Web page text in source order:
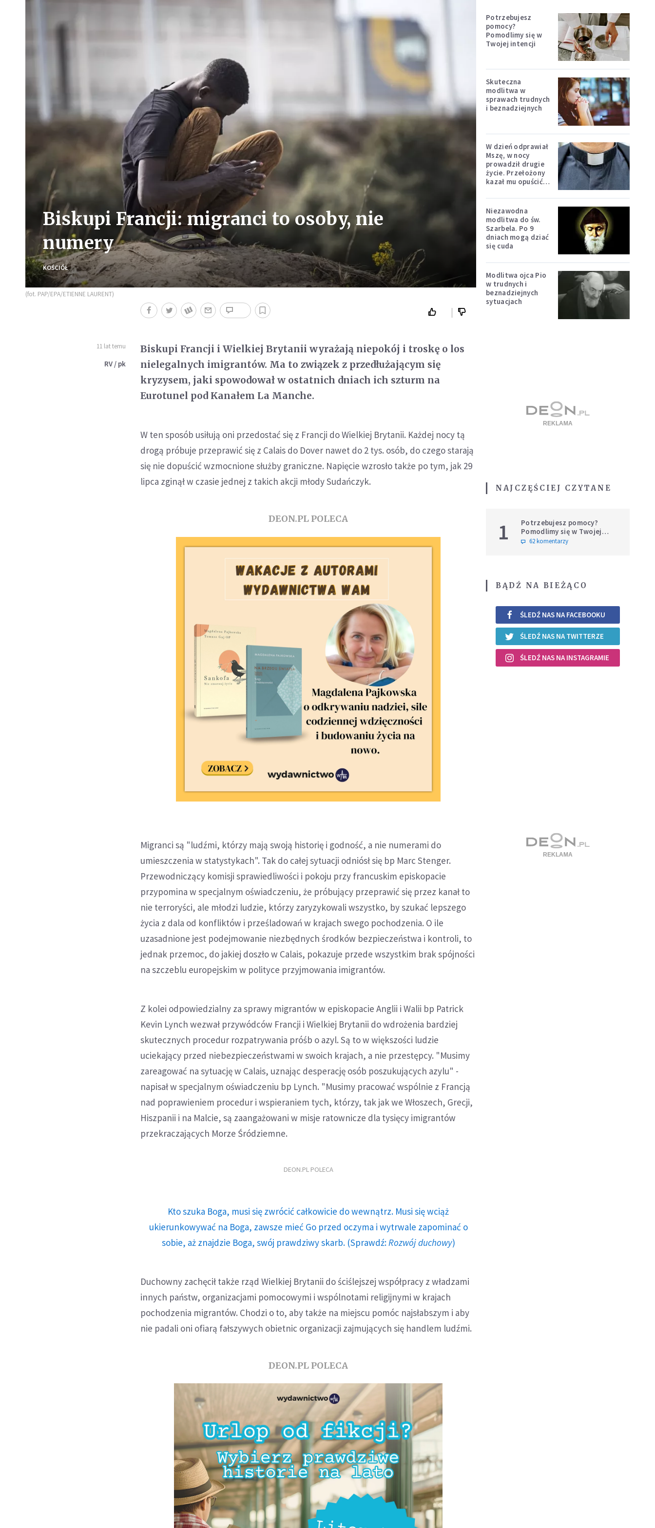
Biskupi Francji: migranci to osoby, nie
numery
KOŚCIÓŁ
(fot. PAP/EPA/ETIENNE LAURENT)
11 lat temu
RV / pk
Biskupi Francji i Wielkiej Brytanii wyrażają niepokój i troskę o los
nielegalnych imigrantów. Ma to związek z przedłużającym się
kryzysem, jaki spowodował w ostatnich dniach ich szturm na
Eurotunel pod Kanałem La Manche.
W ten sposób usiłują oni przedostać się z Francji do Wielkiej Brytanii. Każdej nocy tą
drogą próbuje przeprawić się z Calais do Dover nawet do 2 tys. osób, do czego starają
się nie dopuścić wzmocnione służby graniczne. Napięcie wzrosło także po tym, jak 29
lipca zginął w czasie jednej z takich akcji młody Sudańczyk.
DEON.PL POLECA
Migranci są "ludźmi, którzy mają swoją historię i godność, a nie numerami do
umieszczenia w statystykach". Tak do całej sytuacji odniósł się bp Marc Stenger.
Przewodniczący komisji sprawiedliwości i pokoju przy francuskim episkopacie
przypomina w specjalnym oświadczeniu, że próbujący przeprawić się przez kanał to
nie terroryści, ale młodzi ludzie, którzy zaryzykowali wszystko, by szukać lepszego
życia z dala od konfliktów i prześladowań w krajach swego pochodzenia. O ile
uzasadnione jest podejmowanie niezbędnych środków bezpieczeństwa i kontroli, to
jednak przemoc, do jakiej doszło w Calais, pokazuje przede wszystkim brak spójności
na szczeblu europejskim w polityce przyjmowania imigrantów.
Z kolei odpowiedzialny za sprawy migrantów w episkopacie Anglii i Walii bp Patrick
Kevin Lynch wezwał przywódców Francji i Wielkiej Brytanii do wdrożenia bardziej
skutecznych procedur rozpatrywania próśb o azyl. Są to w większości ludzie
uciekający przed niebezpieczeństwami w swoich krajach, a nie przestępcy. "Musimy
zareagować na sytuację w Calais, uznając desperację osób poszukujących azylu" -
napisał w specjalnym oświadczeniu bp Lynch. "Musimy pracować wspólnie z Francją
nad poprawieniem procedur i wspieraniem tych, którzy, tak jak we Włoszech, Grecji,
Hiszpanii i na Malcie, są zaangażowani w misje ratownicze dla tysięcy imigrantów
przekraczających Morze Śródziemne.
DEON.PL POLECA
Kto szuka Boga, musi się zwrócić całkowicie do wewnątrz. Musi się wciąż
ukierunkowywać na Boga, zawsze mieć Go przed oczyma i wytrwale zapominać o
sobie, aż znajdzie Boga, swój prawdziwy skarb. (Sprawdź: Rozwój duchowy)
Duchowny zachęcił także rząd Wielkiej Brytanii do ściślejszej współpracy z władzami
innych państw, organizacjami pomocowymi i wspólnotami religijnymi w krajach
pochodzenia migrantów. Chodzi o to, aby także na miejscu pomóc najsłabszym i aby
nie padali oni ofiarą fałszywych obietnic organizacji zajmujących się handlem ludźmi.
DEON.PL POLECA
Potrzebujesz
pomocy?
Pomodlimy się w
Twojej intencji
Skuteczna
modlitwa w
sprawach trudnych
i beznadziejnych
W dzień odprawiał
Mszę, w nocy
prowadził drugie
życie. Przełożony
kazał mu opuścić
Niezawodna
modlitwa do św.
Szarbela. Po 9
dniach mogą dziać
się cuda
Modlitwa ojca Pio
w trudnych i
beznadziejnych
sytuacjach
NAJCZĘŚCIEJ CZYTANE
1
Potrzebujesz pomocy?
Pomodlimy się w Twojej
intencji
62 komentarzy
BĄDŹ NA BIEŻĄCO
ŚLEDŹ NAS NA FACEBOOKU
ŚLEDŹ NAS NA TWITTERZE
ŚLEDŹ NAS NA INSTAGRAMIE